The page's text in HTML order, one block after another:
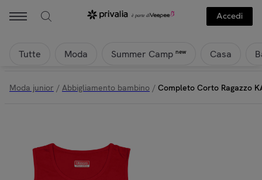
Accedi
Tutte Moda Summer Camp new Casa
Moda junior / Abbigliamento bambino / Completo Corto Ragazzo